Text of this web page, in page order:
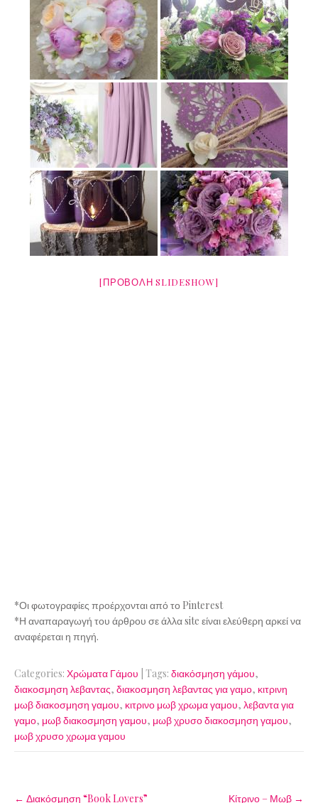
[ΠΡΟΒΟΛΉ SLIDESHOW]
*Οι φωτογραφίες προέρχονται από το Pinterest
*Η αναπαραγωγή του άρθρου σε άλλα site είναι ελεύθερη αρκεί να
αναφέρεται η πηγή.
Categories: Χρώματα Γάμου | Tags: διακόσμηση γάμου,
διακοσμηση λεβαντας, διακοσμηση λεβαντας για γαμο, κιτρινη
μωβ διακοσμηση γαμου, κιτρινο μωβ χρωμα γαμου, λεβαντα για
γαμο, μωβ διακοσμηση γαμου, μωβ χρυσο διακοσμηση γαμου,
μωβ χρυσο χρωμα γαμου
Post
← Διακόσμηση “Book Lovers” Κίτρινο – Μωβ →